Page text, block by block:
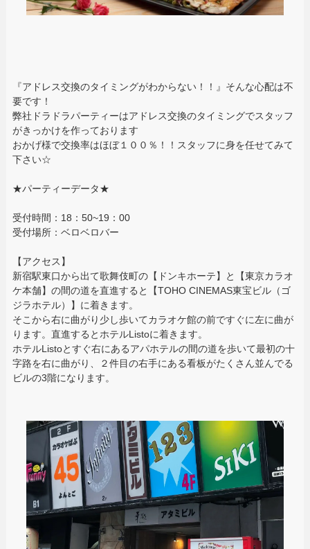
『アドレス交換のタイミングがわからない！！』そんな心配は不
要です！
弊社ドラドラパーティーはアドレス交換のタイミングでスタッフ
がきっかけを作っております
おかげ様で交換率はほぼ１００％！！スタッフに身を任せてみて
下さい☆
★パーティーデータ★
受付時間：18：50~19：00
受付場所：ベロベロバー
【アクセス】
新宿駅東口から出て歌舞伎町の【ドンキホーテ】と【東京カラオ
ケ本舗】の間の道を直進すると【TOHO CINEMAS東宝ビル（ゴ
ジラホテル）】に着きます。
そこから右に曲がり少し歩いてカラオケ館の前ですぐに左に曲が
ります。直進するとホテルListoに着きます。
ホテルListoとすぐ右にあるアパホテルの間の道を歩いて最初の十
字路を右に曲がり、２件目の右手にある看板がたくさん並んでる
ビルの3階になります。